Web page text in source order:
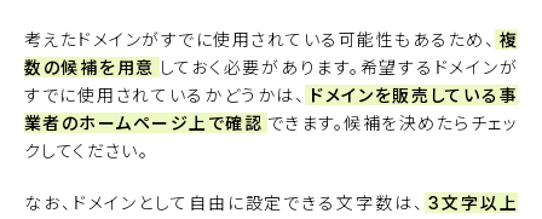
考えたドメインがすでに使用されている可能性もあるため、 複
数の候補を用意 しておく必要があります。希望するドメインが
すでに使用されているかどうかは、 ドメインを販売している事
業者のホームページ上で確認 できます。候補を決めたらチェッ
クしてください。
なお、ドメインとして自由に設定できる文字数は、 3文字以上